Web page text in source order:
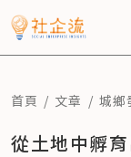
首頁 文章 城鄉
從土地中孵